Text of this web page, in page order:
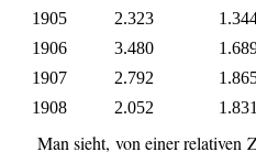
1905
2.323
1906
3.480
1907
2.792
1908
2.052
Man sieht, von einer relativen